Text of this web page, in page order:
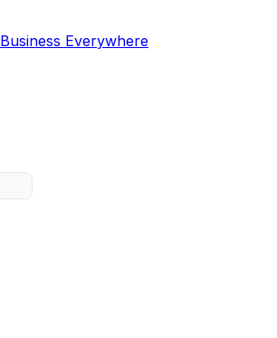
Business Everywhere